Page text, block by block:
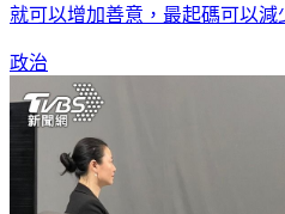
就可以增加善意，最起碼可以減
政治